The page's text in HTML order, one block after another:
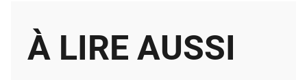
À LIRE AUSSI